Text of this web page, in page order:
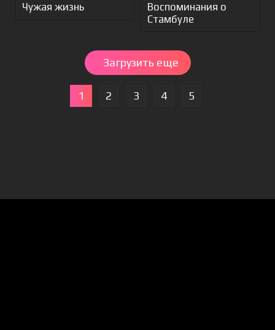
Чужая жизнь
Воспоминания о
Стамбуле
Загрузить еще
1 2 3 4 5